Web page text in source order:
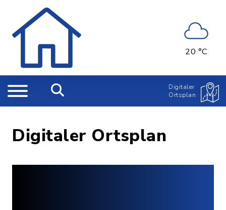
20 °C
Digitaler
Ortsplan
Digitaler Ortsplan